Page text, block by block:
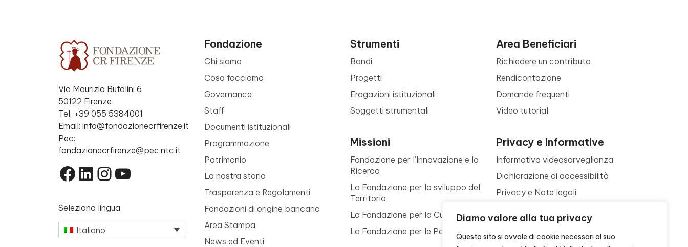
Diamo valore alla tua privacy
Questo sito si avvale di cookie necessari al suo
Via Maurizio Bufalini 6
50122 Firenze
Tel. +39 055 5384001
Email: info@fondazionecrfirenze.it
Pec:
fondazionecrfirenze@pec.ntc.it
Facebook
LinkedIn
Instagram
YouTube
Seleziona lingua
Italiano
Fondazione
Chi siamo
Cosa facciamo
Governance
Staff
Documenti istituzionali
Programmazione
Patrimonio
La nostra storia
Trasparenza e Regolamenti
Fondazioni di origine bancaria
Area Stampa
News ed Eventi
Strumenti
Bandi
Progetti
Erogazioni istituzionali
Soggetti strumentali
Missioni
Fondazione per l’Innovazione e la
Ricerca
La Fondazione per lo sviluppo del
Territorio
La Fondazione per la Cultura
La Fondazione per le Persone
Area Beneficiari
Richiedere un contributo
Rendicontazione
Domande frequenti
Video tutorial
Privacy e Informative
Informativa videosorveglianza
Dichiarazione di accessibilità
Privacy e Note legali
Contattaci